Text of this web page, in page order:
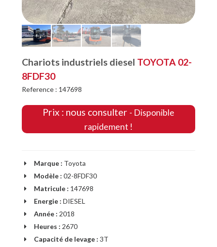
Chariots industriels diesel TOYOTA 02-
8FDF30
Reference : 147698
Prix : nous consulter - Disponible
rapidement !
Marque : Toyota
Modèle : 02-8FDF30
Matricule : 147698
Energie : DIESEL
Année : 2018
Heures : 2670
Capacité de levage : 3T